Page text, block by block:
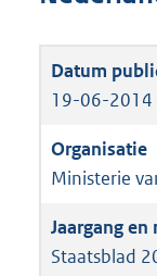
19-06-2014
Ministerie
Staatsblad